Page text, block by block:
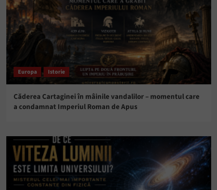
Europa Istorie
Căderea Cartaginei în mâinile vandalilor – momentul care
a condamnat Imperiul Roman de Apus